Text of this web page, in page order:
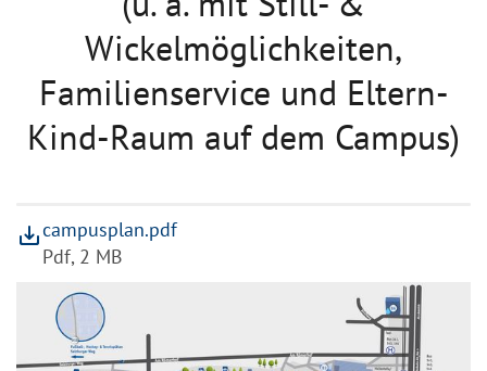
Wickelmöglichkeiten,
Familienservice und Eltern-
Kind-Raum auf dem Campus)
save_altcampusplan.pdf
Pdf, 2 MB
Download "campusplan.pdf"